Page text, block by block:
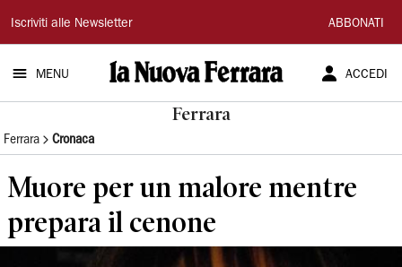
La
Nuova
Ferrara
Iscriviti alle Newsletter ABBONATI
MENU ACCEDI
Ferrara
Ferrara Cronaca
Muore per un malore mentre
prepara il cenone